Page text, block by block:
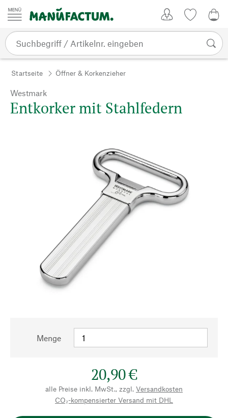
Zum Inhalt springen
Startseite Öffner & Korkenzieher
Westmark
Entkorker mit Stahlfedern
Menge
20,90 €
alle Preise inkl. MwSt., zzgl. Versandkosten
CO₂-kompensierter Versand mit DHL